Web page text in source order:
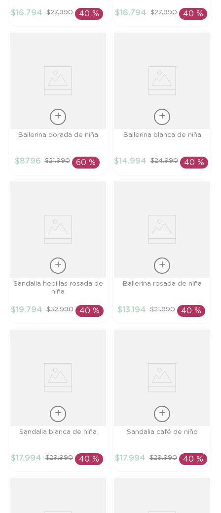
AÑADIR AL
$16.794 $27.990 40 %
AÑADIR AL
$16.794 $27.990 40 %
Talla
AÑADIR AL
Ballerina dorada de niña
$8796 $21.990 60 %
Talla
AÑADIR AL
Ballerina blanca de niña
$14.994 $24.990 40 %
Talla
AÑADIR AL
Sandalia hebillas rosada de
niña
$19.794 $32.990 40 %
Talla
AÑADIR AL
Ballerina rosada de niña
$13.194 $21.990 40 %
Talla
AÑADIR AL
Sandalia blanca de niña
$17.994 $29.990 40 %
Talla
AÑADIR AL
Sandalia café de niño
$17.994 $29.990 40 %